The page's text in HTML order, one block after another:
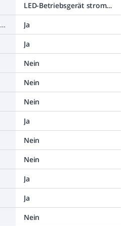
LED-Betriebsgerät stromgesteuert
Austauschbares Betriebsgerät
Ja
Ja
Nein
Nein
Nein
Ja
Nein
Nein
Ja
Ja
Nein